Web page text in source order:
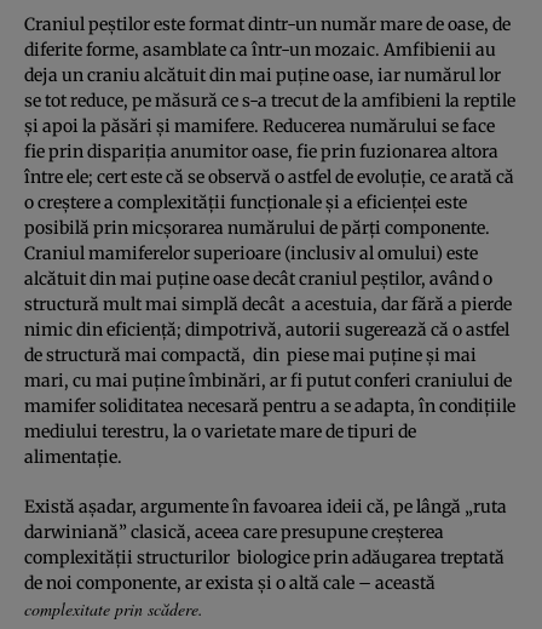
Craniul peştilor este format dintr-un număr mare de oase, de
diferite forme, asamblate ca într-un mozaic. Amfibienii au
deja un craniu alcătuit din mai puţine oase, iar numărul lor
se tot reduce, pe măsură ce s-a trecut de la amfibieni la reptile
şi apoi la păsări şi mamifere. Reducerea numărului se face
fie prin dispariţia anumitor oase, fie prin fuzionarea altora
între ele; cert este că se observă o astfel de evoluţie, ce arată că
o creştere a complexităţii funcţionale şi a eficienţei este
posibilă prin micşorarea numărului de părţi componente.
Craniul mamiferelor superioare (inclusiv al omului) este
alcătuit din mai puţine oase decât craniul peştilor, având o
structură mult mai simplă decât a acestuia, dar fără a pierde
nimic din eficienţă; dimpotrivă, autorii sugerează că o astfel
de structură mai compactă, din piese mai puţine şi mai
mari, cu mai puţine îmbinări, ar fi putut conferi craniului de
mamifer soliditatea necesară pentru a se adapta, în condiţiile
mediului terestru, la o varietate mare de tipuri de
alimentaţie.
Există aşadar, argumente în favoarea ideii că, pe lângă „ruta
darwiniană” clasică, aceea care presupune creşterea
complexităţii structurilor biologice prin adăugarea treptată
de noi componente, ar exista şi o altă cale – această
complexitate prin scădere.